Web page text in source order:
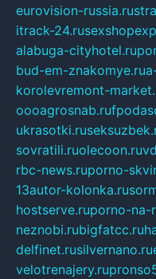
eurovision-russia.ru
itrack-24.ru
alabuga-cityhotel.ru
bud-em-znakomye.ru
korolevremont-
oooagrosnab.ru
ukrasotki.ru
sovratili.ruolecoon.ru
rbc-news.ruporno-
13autor-kolonka.ru
hostserve.ruporno-na-
neznobi.rubigfatcc.ru
delfinet.rusilvernano.ru
velotrenajery.ru